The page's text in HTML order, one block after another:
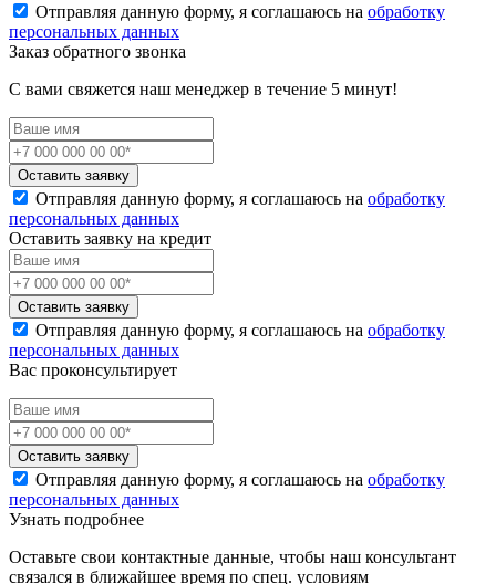
Отправляя данную форму, я соглашаюсь на обработку
персональных данных
Заказ обратного звонка
С вами свяжется наш менеджер в течение 5 минут!
Оставить заявку
Отправляя данную форму, я соглашаюсь на обработку
персональных данных
Оставить заявку на кредит
Оставить заявку
Отправляя данную форму, я соглашаюсь на обработку
персональных данных
Вас проконсультирует
Оставить заявку
Отправляя данную форму, я соглашаюсь на обработку
персональных данных
Узнать подробнее
Оставьте свои контактные данные, чтобы наш консультант
связался в ближайшее время по спец. условиям